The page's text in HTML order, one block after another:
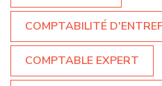
COMPTABILITÉ
COMPTABLE EXPERT